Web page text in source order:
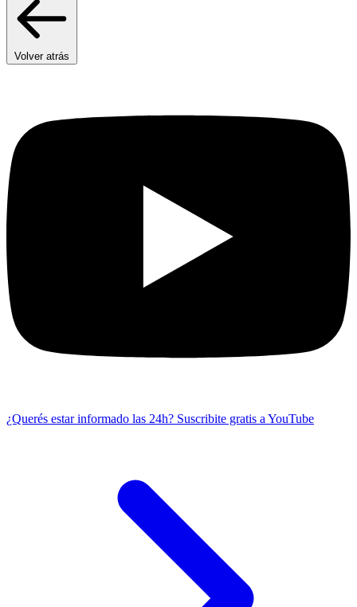
Volver atrás
¿Querés estar informado las 24h? Suscribite gratis a YouTube